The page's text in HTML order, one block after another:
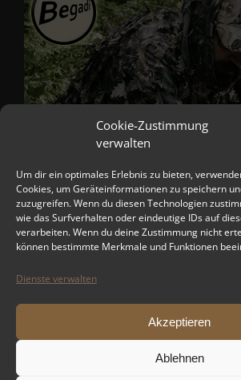
Cookie-Zustimmung
verwalten
Um dir ein optimales Erlebnis zu bieten,
Cookies, um Geräteinformationen zu speichern
zuzugreifen. Wenn du diesen Technologien
wie das Surfverhalten oder eindeutige IDs auf
verarbeiten. Wenn du deine Zustimmung nicht
können bestimmte Merkmale und Funktionen
Dienste verwalten
Akzeptieren
Ablehnen